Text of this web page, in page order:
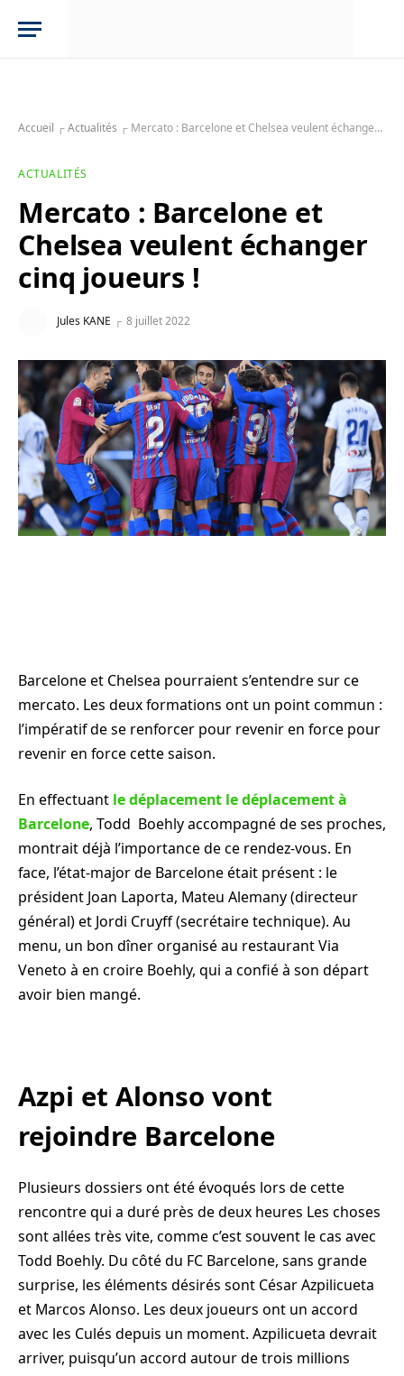
Accueil ┌Actualités ┌ Mercato : Barcelone et Chelsea veulent échanger cinq joueurs !
ACTUALITÉS
Mercato : Barcelone et
Chelsea veulent échanger
cinq joueurs !
Jules KANE 8 juillet 2022
Barcelone et Chelsea pourraient s’entendre sur ce
mercato. Les deux formations ont un point commun :
l’impératif de se renforcer pour revenir en force pour
revenir en force cette saison.
En effectuant le déplacement le déplacement à
Barcelone, Todd Boehly accompagné de ses proches,
montrait déjà l’importance de ce rendez-vous. En
face, l’état-major de Barcelone était présent : le
président Joan Laporta, Mateu Alemany (directeur
général) et Jordi Cruyff (secrétaire technique). Au
menu, un bon dîner organisé au restaurant Via
Veneto à en croire Boehly, qui a confié à son départ
avoir bien mangé.
Azpi et Alonso vont
rejoindre Barcelone
Plusieurs dossiers ont été évoqués lors de cette
rencontre qui a duré près de deux heures Les choses
sont allées très vite, comme c’est souvent le cas avec
Todd Boehly. Du côté du FC Barcelone, sans grande
surprise, les éléments désirés sont César Azpilicueta
et Marcos Alonso. Les deux joueurs ont un accord
avec les Culés depuis un moment. Azpilicueta devrait
arriver, puisqu’un accord autour de trois millions